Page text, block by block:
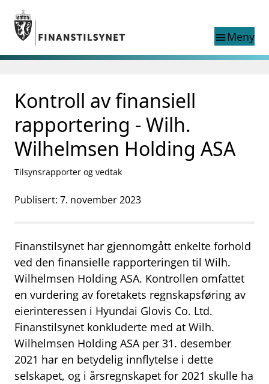
Gå til hovedinnhold
Gå til søkesiden
menuMeny
nettstedet
language
English
exist in English
English home page
Tilsyn
Aktuelt
Finanstilsynets registre
mail_outlineKontakt oss
work_outlineJobb hos oss
dashboardInformasjon for investorer
notifications_noneAbonner på nyhetsvarsel
Kontroll av finansiell
rapportering - Wilh.
Wilhelmsen Holding ASA
Tilsynsrapporter og vedtak
Publisert: 7. november 2023
Finanstilsynet har gjennomgått enkelte forhold
ved den finansielle rapporteringen til Wilh.
Wilhelmsen Holding ASA. Kontrollen omfattet
en vurdering av foretakets regnskapsføring av
eierinteressen i Hyundai Glovis Co. Ltd.
Finanstilsynet konkluderte med at Wilh.
Wilhelmsen Holding ASA per 31. desember
2021 har en betydelig innflytelse i dette
selskapet, og i årsregnskapet for 2021 skulle ha